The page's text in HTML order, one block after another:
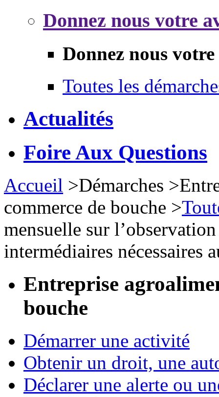
Donnez nous votre
Donnez nous
Toutes les
Actualités
Foire Aux Questions
Accueil >Démarches >
commerce de bouche >
mensuelle sur
intermédiaires nécessaires
Entreprise
bouche
Démarrer une activité
Obtenir un droit, une
Déclarer une alerte ou